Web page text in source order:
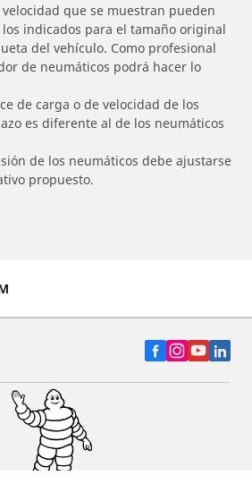
que se muestran pueden
indicados para el tamaño original
del vehículo. Como profesional
de neumáticos podrá hacer lo
de carga o de velocidad de los
es diferente al de los neumáticos
de los neumáticos debe ajustarse
propuesto.